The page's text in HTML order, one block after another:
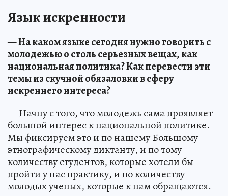
Язык искренности
— На каком языке сегодня нужно говорить с
молодежью о столь серьезных вещах, как
национальная политика? Как перевести эти
темы из скучной обязаловки в сферу
искреннего интереса?
— Начну с того, что молодежь сама проявляет
большой интерес к национальной политике.
Мы фиксируем это и по нашему Большому
этнографическому диктанту, и по тому
количеству студентов, которые хотели бы
пройти у нас практику, и по количеству
молодых ученых, которые к нам обращаются.